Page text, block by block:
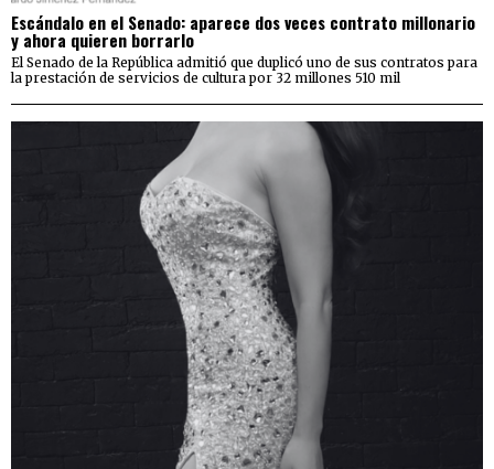
Escándalo en el Senado: aparece dos veces contrato millonario
y ahora quieren borrarlo
El Senado de la República admitió que duplicó uno de sus contratos para
la prestación de servicios de cultura por 32 millones 510 mil